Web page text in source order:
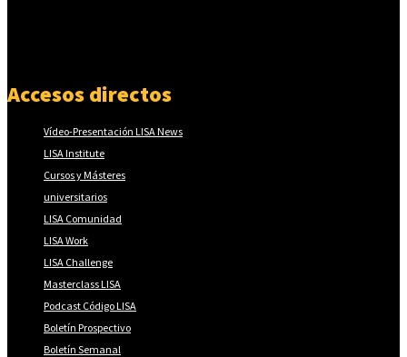
Accesos directos
Vídeo-Presentación LISA News
LISA Institute
Cursos y Másteres
universitarios
LISA Comunidad
LISA Work
LISA Challenge
Masterclass LISA
Podcast Código LISA
Boletín Prospectivo
Boletín Semanal